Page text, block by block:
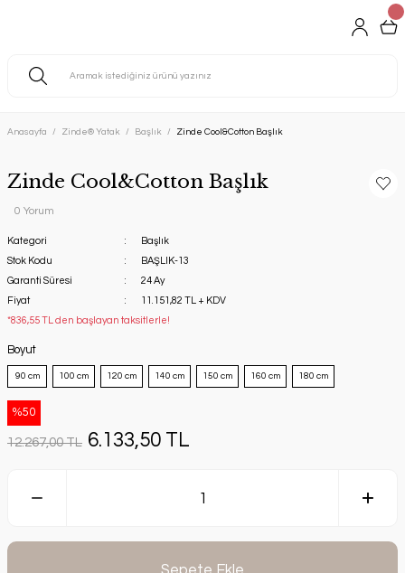
Anasayfa Zinde® Yatak Başlık Zinde Cool&Cotton Başlık
Zinde Cool&Cotton Başlık
0 Yorum
Kategori
Başlık
Stok Kodu
BAŞLIK-13
Garanti Süresi
24 Ay
Fiyat
11.151,82 TL + KDV
*836,55 TL den başlayan taksitlerle!
Boyut
90 cm 100 cm 120 cm 140 cm 150 cm 160 cm 180 cm
%50
12.267,00 TL 6.133,50 TL
Sepete Ekle